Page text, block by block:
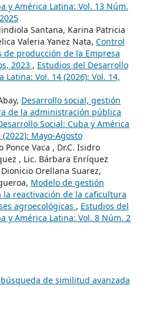
y América Latina: Vol. 13 Núm.
Santana, Karina Patricia
Valeria Yanez Nata, Control
de producción de la Empresa
2023 , Estudios del Desarrollo
Latina: Vol. 14 (2026): Vol. 14,
Desarrollo social, gestión
de la administración pública
Social: Cuba y América
Mayo-Agosto
Ponce Vaca , Dr.C. Isidro
, Lic. Bárbara Enríquez
Orellana Suarez,
Modelo de gestión
reactivación de la caficultura
agroecológicas , Estudios del
y América Latina: Vol. 8 Núm. 2
de similitud avanzada